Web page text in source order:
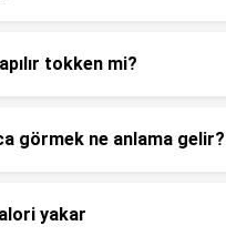
tokken mi?
görmek ne anlama gelir?
yakar